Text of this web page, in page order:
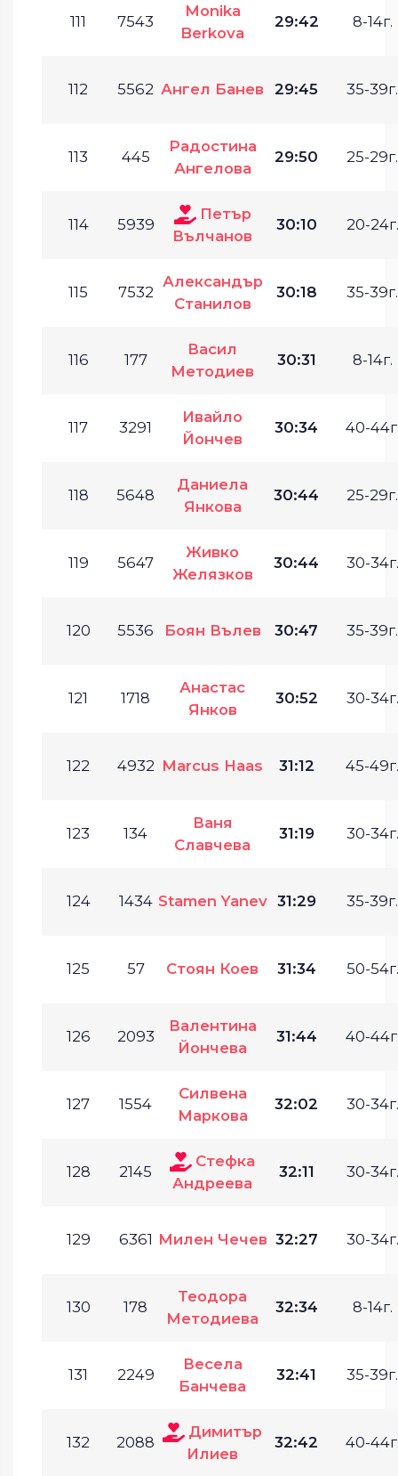
111 7543
Monika
Berkova
29:42 8-14г.
112 5562 Ангел Банев 29:45 35-39г.
113 445
Радостина
Ангелова
29:50 25-29г.
114 5939
Петър
Вълчанов
30:10 20-24г.
115 7532
Александър
Станилов
30:18 35-39г.
116 177
Васил
Методиев
30:31 8-14г.
117 3291
Ивайло
Йончев
30:34 40-
118 5648
Даниела
Янкова
30:44 25-29г.
119 5647
Живко
Желязков
30:44 30-34г.
120 5536 Боян Вълев 30:47 35-39г.
121 1718
Анастас
Янков
30:52 30-34г.
122 4932 Marcus Haas 31:12 45-49г.
123 134
Ваня
Славчева
31:19 30-34г.
124 1434 Stamen Yanev 31:29 35-39г.
125 57 Стоян Коев 31:34 50-54г.
126 2093
Валентина
Йончева
31:44 40-
127 1554
Силвена
Маркова
32:02 30-34г.
128 2145
Стефка
Андреева
32:11 30-34г.
129 6361 Милен Чечев 32:27 30-34г.
130 178
Теодора
Методиева
32:34 8-14г.
131 2249
Весела
Банчева
32:41 35-39г.
132 2088
Димитър
Илиев
32:42 40-